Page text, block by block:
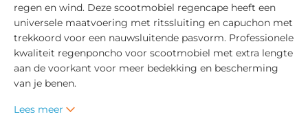
regen en wind. Deze scootmobiel regencape heeft een
universele maatvoering met ritssluiting en capuchon met
trekkoord voor een nauwsluitende pasvorm. Professionele
kwaliteit regenponcho voor scootmobiel met extra lengte
aan de voorkant voor meer bedekking en bescherming
van je benen.
Lees meer